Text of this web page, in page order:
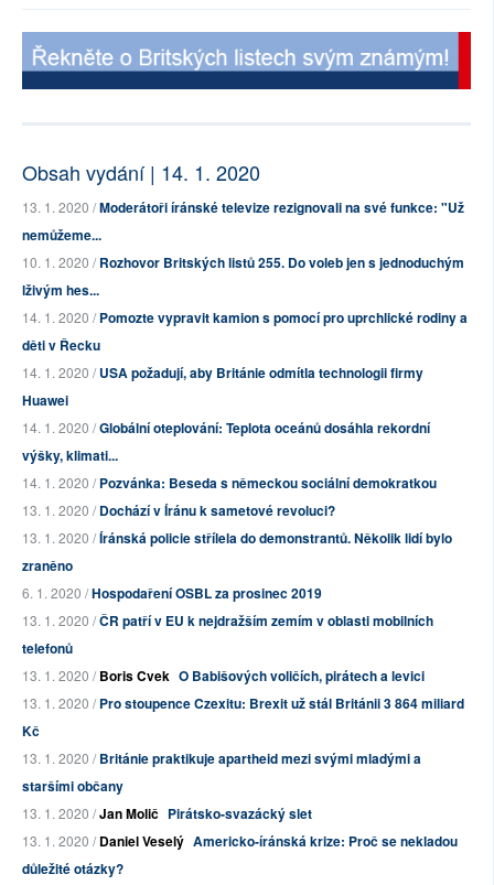
Obsah vydání | 14. 1. 2020
13. 1. 2020 /Moderátoři íránské televize rezignovali na své funkce: "Už
nemůžeme...
10. 1. 2020 /Rozhovor Britských listů 255. Do voleb jen s jednoduchým
lživým hes...
14. 1. 2020 /Pomozte vypravit kamion s pomocí pro uprchlické rodiny a
děti v Řecku
14. 1. 2020 /USA požadují, aby Británie odmítla technologii firmy
Huawei
14. 1. 2020 /Globální oteplování: Teplota oceánů dosáhla rekordní
výšky, klimati...
14. 1. 2020 /Pozvánka: Beseda s německou sociální demokratkou
13. 1. 2020 /Dochází v Íránu k sametové revoluci?
13. 1. 2020 /Íránská policie střílela do demonstrantů. Několik lidí bylo
zraněno
6. 1. 2020 /Hospodaření OSBL za prosinec 2019
13. 1. 2020 /ČR patří v EU k nejdražším zemím v oblasti mobilních
telefonů
13. 1. 2020 /Boris Cvek O Babišových voličích, pirátech a levici
13. 1. 2020 /Pro stoupence Czexitu: Brexit už stál Británii 3 864 miliard
Kč
13. 1. 2020 /Británie praktikuje apartheid mezi svými mladými a
staršími občany
13. 1. 2020 /Jan Molič Pirátsko-svazácký slet
13. 1. 2020 /Daniel Veselý Americko-íránská krize: Proč se nekladou
důležité otázky?